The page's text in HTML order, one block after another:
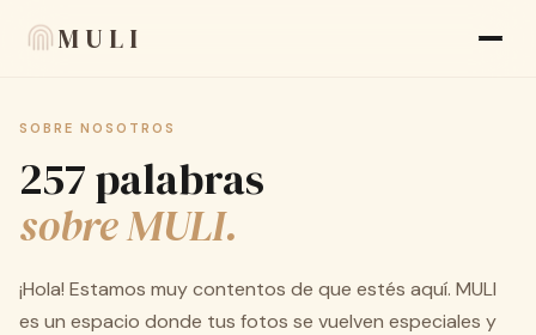
MULI
Reseñas
FAQ
SOBRE NOSOTROS
257 palabras
sobre MULI.
¡Hola! Estamos muy contentos de que estés aquí. MULI
es un espacio donde tus fotos se vuelven especiales y